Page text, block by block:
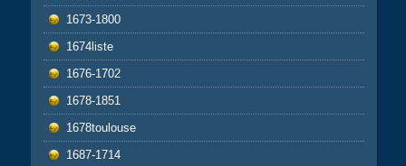
1673-1800
1674liste
1676-1702
1678-1851
1678toulouse
1687-1714